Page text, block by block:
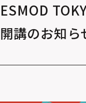
ESMOD
開講のお知ら